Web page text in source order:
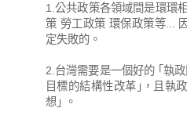
1.公共政策各領域間是環環
策 勞工政策 環保政策等...
定失敗的。
2.台灣需要是一個好的 ｢執
目標的結構性改革｣，且執
想｣ 。